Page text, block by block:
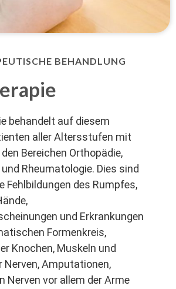
BEHANDLUNG
behandelt auf diesem
aller Altersstufen mit
Bereichen Orthopädie,
Rheumatologie. Dies sind
Fehlbildungen des Rumpfes,
und Erkrankungen
Formenkreis,
Knochen, Muskeln und
Nerven, Amputationen,
Nerven vor allem der Arme